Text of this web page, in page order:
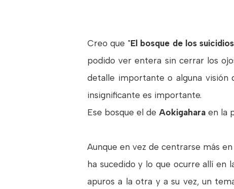
Creo que "El bosque de los suicidios
podido ver entera sin cerrar los
detalle importante o alguna visión
insignificante es importante.
Ese bosque el de Aokigahara en la
Aunque en vez de centrarse más
ha sucedido y lo que ocurre allí en
apuros a la otra y a su vez, un